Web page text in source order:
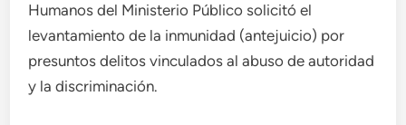
Humanos del Ministerio Público solicitó el
levantamiento de la inmunidad (antejuicio) por
presuntos delitos vinculados al abuso de autoridad
y la discriminación.